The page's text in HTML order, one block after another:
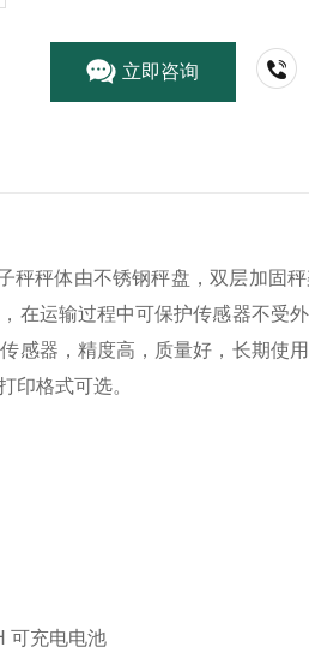
立即咨询
秤秤体由不锈钢秤盘，双层加固
在运输过程中可保护传感器不受
感器，精度高，质量好，长期使
印格式可选。
可充电电池